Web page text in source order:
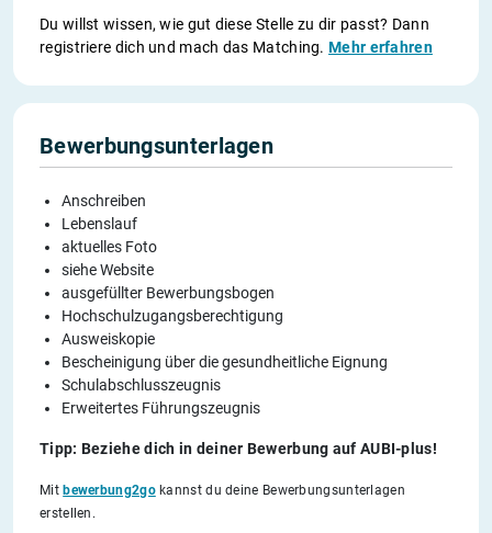
Du willst wissen, wie gut diese Stelle zu dir passt? Dann
registriere dich und mach das Matching.Mehr erfahren
Bewerbungsunterlagen
Anschreiben
Lebenslauf
aktuelles Foto
siehe Website
ausgefüllter Bewerbungsbogen
Hochschulzugangsberechtigung
Ausweiskopie
Bescheinigung über die gesundheitliche Eignung
Schulabschlusszeugnis
Erweitertes Führungszeugnis
Tipp: Beziehe dich in deiner Bewerbung auf AUBI-plus!
Mit bewerbung2gokannst du deine Bewerbungsunterlagen
erstellen.